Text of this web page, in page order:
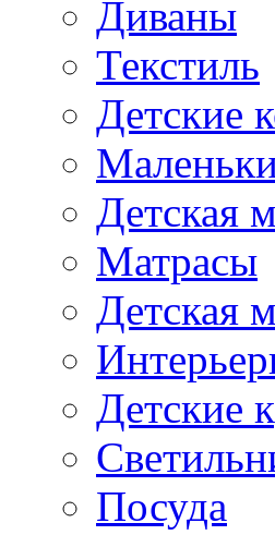
Диваны
Текстиль
Детские
Детская
Матрасы
Детская
Детские
Посуда